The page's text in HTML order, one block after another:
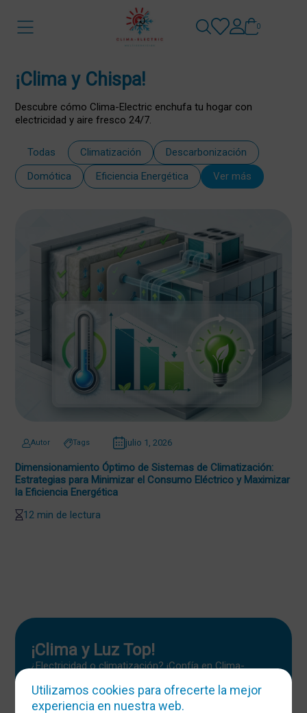
0
¡Clima y Chispa!
Descubre cómo Clima-Electric enchufa tu hogar con
electricidad y aire fresco 24/7.
Todas Climatización
Descarbonización
Domótica
Eficiencia Energética Ver más
Autor Tags julio 1, 2026
Dimensionamiento Óptimo de Sistemas de Climatización:
Estrategias para Minimizar el Consumo Eléctrico y Maximizar
la Eficiencia Energética
12 min de lectura
¡Clima y Luz Top!
¿Electricidad o climatización? ¡Confía en Clima-
temperatura y la energía. ¡Boletines y reformas sin
estrés!
Utilizamos cookies para ofrecerte la mejor
experiencia en nuestra web.